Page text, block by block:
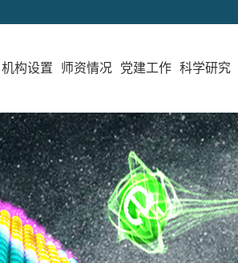
机构设置 师资情况 党建工作 科学研究